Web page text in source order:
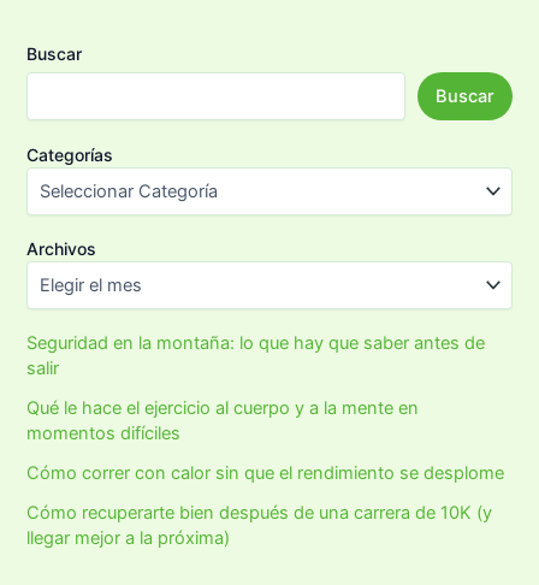
Buscar
Buscar
Categorías
Archivos
Seguridad en la montaña: lo que hay que saber antes de
salir
Qué le hace el ejercicio al cuerpo y a la mente en
momentos difíciles
Cómo correr con calor sin que el rendimiento se desplome
Cómo recuperarte bien después de una carrera de 10K (y
llegar mejor a la próxima)